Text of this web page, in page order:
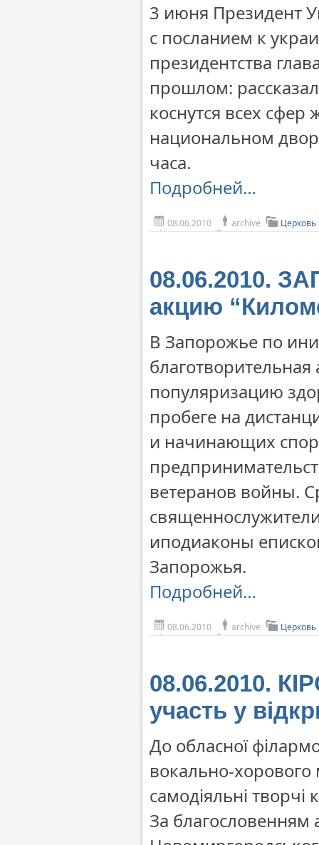
3 июня Президент
с посланием к
президентства
прошлом:
коснутся всех
национальном
часа.
Подробней…
08.06.2010 archive Церковь
08.06.2010.
акцию
В Запорожье по
популяризацию
пробеге на
и начинающих
ветеранов войны.
иподиаконы
Запорожья.
Подробней…
08.06.2010 archive
08.06.2010.
участь у
До обласної
вокально-хорового
самодіяльні творчі
За благословенням